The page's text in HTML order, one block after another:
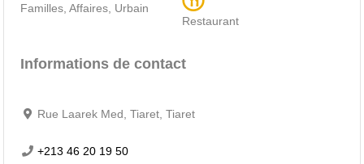
Familles, Affaires, Urbain
Restaurant
Informations de contact
Rue Laarek Med, Tiaret, Tiaret
+213 46 20 19 50